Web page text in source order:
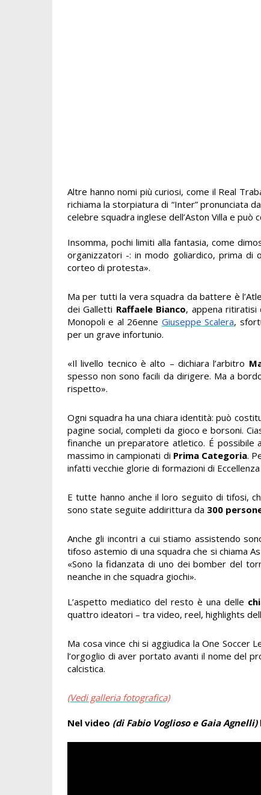
Altre hanno nomi più curiosi, come il Real
richiama la storpiatura di “Inter” pronunciata
celebre squadra inglese dell’Aston Villa e può
Insomma, pochi limiti alla fantasia, come
organizzatori -: in modo goliardico, prima
corteo di protesta».
Ma per tutti la vera squadra da battere è
dei Galletti Raffaele Bianco, appena ritiratisi
Monopoli e al 26enne Giuseppe Scalera,
per un grave infortunio.
«Il livello tecnico è alto – dichiara l’arbitro
spesso non sono facili da dirigere. Ma a
rispetto».
Ogni squadra ha una chiara identità: può
pagine social, completi da gioco e borsoni.
finanche un preparatore atletico. É
massimo in campionati di Prima Categoria.
infatti vecchie glorie di formazioni di
E tutte hanno anche il loro seguito di tifosi,
sono state seguite addirittura da 300
Anche gli incontri a cui stiamo assistendo
tifoso astemio di una squadra che si chiama
«Sono la fidanzata di uno dei bomber del
neanche in che squadra giochi».
L’aspetto mediatico del resto è una delle
quattro ideatori – tra video, reel, highlights
Ma cosa vince chi si aggiudica la One Soccer
l’orgoglio di aver portato avanti il nome del
calcistica.
(Vedi galleria fotografica)
Nel video (di Fabio Voglioso e Gaia Agnelli)